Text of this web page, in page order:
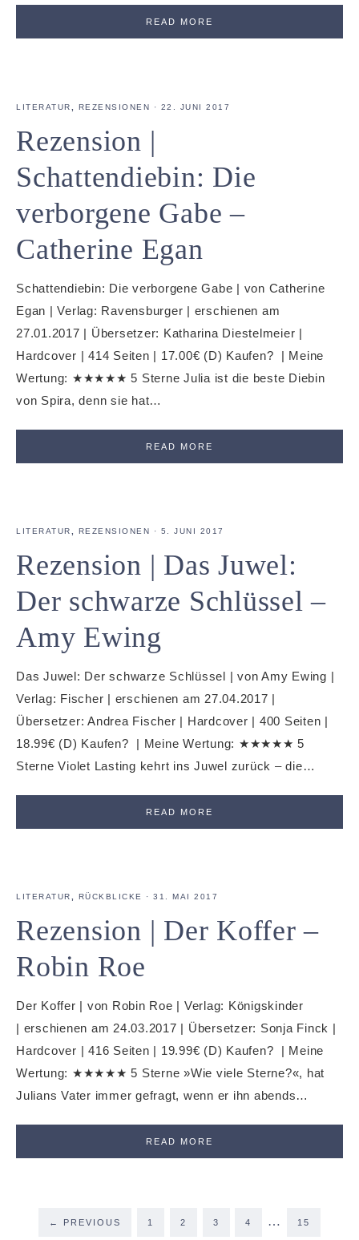
READ MORE
LITERATUR REZENSIONEN · 22. JUNI 2017
Rezension |
Schattendiebin: Die
verborgene Gabe –
Catherine Egan
Schattendiebin: Die verborgene Gabe | von Catherine
Egan | Verlag: Ravensburger | erschienen am
27.01.2017 | Übersetzer: Katharina Diestelmeier |
Hardcover | 414 Seiten | 17.00€ (D) Kaufen? | Meine
Wertung: ★★★★★ 5 Sterne Julia ist die beste Diebin
von Spira, denn sie hat…
READ MORE
LITERATUR REZENSIONEN · 5. JUNI 2017
Rezension | Das Juwel:
Der schwarze Schlüssel –
Amy Ewing
Das Juwel: Der schwarze Schlüssel | von Amy Ewing |
Verlag: Fischer | erschienen am 27.04.2017 |
Übersetzer: Andrea Fischer | Hardcover | 400 Seiten |
18.99€ (D) Kaufen? | Meine Wertung: ★★★★★ 5
Sterne Violet Lasting kehrt ins Juwel zurück – die…
READ MORE
LITERATUR, RÜCKBLICKE · 31. MAI 2017
Rezension | Der Koffer –
Robin Roe
Der Koffer | von Robin Roe | Verlag: Königskinder
| erschienen am 24.03.2017 | Übersetzer: Sonja Finck |
Hardcover | 416 Seiten | 19.99€ (D) Kaufen? | Meine
Wertung: ★★★★★ 5 Sterne »Wie viele Sterne?«, hat
Julians Vater immer gefragt, wenn er ihn abends…
READ MORE
← PREVIOUS 1 2 3 4 … 15